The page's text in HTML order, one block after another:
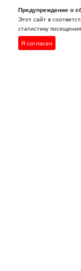
Предупреждение о
Этот сайт в
статистику
Я согласен